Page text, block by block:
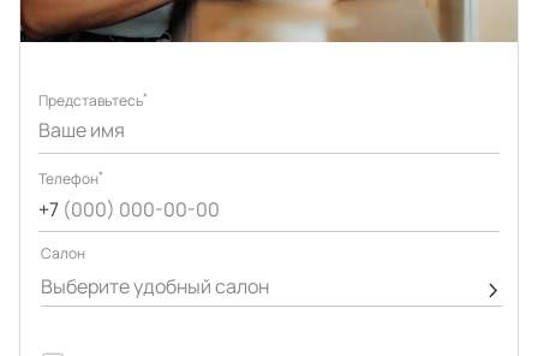
Подключение техники
Корпоративным клиентам
Рассрочка онлайн
Портфолио проектов
Салоны продаж
Представьтесь*
Телефон*
+7 (000) 000-00-00
Cалон
Выберите удобный салон